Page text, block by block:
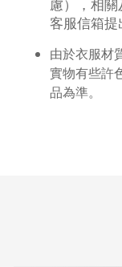
慮），相
客服信箱提
由於衣服材
實物有些許
品為準。